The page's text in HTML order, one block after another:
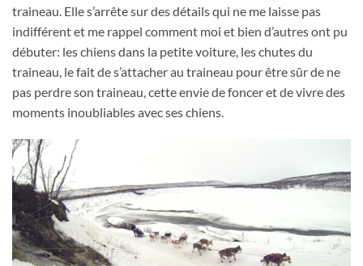
traineau. Elle s’arrête sur des détails qui ne me laisse pas
indifférent et me rappel comment moi et bien d’autres ont pu
débuter: les chiens dans la petite voiture, les chutes du
traineau, le fait de s’attacher au traineau pour être sûr de ne
pas perdre son traineau, cette envie de foncer et de vivre des
moments inoubliables avec ses chiens.